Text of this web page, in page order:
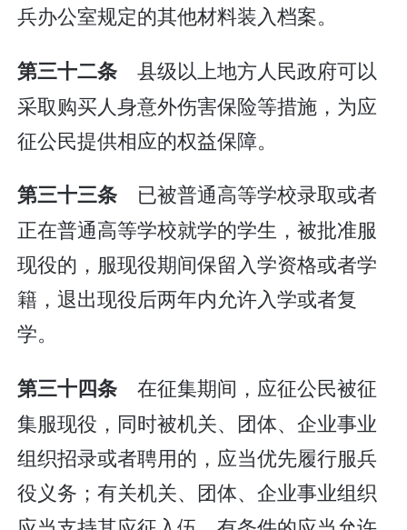
兵办公室规定的其他材料装入档案。
第三十二条 县级以上地方人民政府可以
采取购买人身意外伤害保险等措施，为应
征公民提供相应的权益保障。
第三十三条 已被普通高等学校录取或者
正在普通高等学校就学的学生，被批准服
现役的，服现役期间保留入学资格或者学
籍，退出现役后两年内允许入学或者复
学。
第三十四条 在征集期间，应征公民被征
集服现役，同时被机关、团体、企业事业
组织招录或者聘用的，应当优先履行服兵
役义务；有关机关、团体、企业事业组织